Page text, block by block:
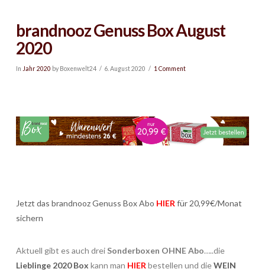
brandnooz Genuss Box August
2020
In Jahr 2020 by Boxenwelt24 6. August 2020 1 Comment
Jetzt das brandnooz Genuss Box Abo HIER für 20,99€/Monat
sichern
Aktuell gibt es auch dreiSonderboxen OHNE Abo…..die
Lieblinge 2020 Box kann man HIER bestellen und dieWEIN